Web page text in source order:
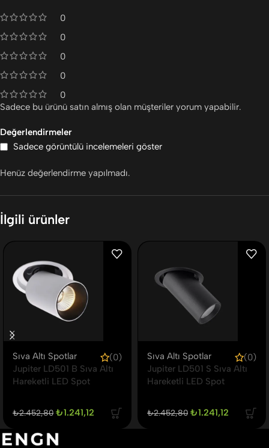
0
0
0
0
0
Değerlendirmeler
Sadece görüntülü incelemeleri göster
Henüz değerlendirme yapılmadı.
Sadece bu ürünü satın almış olan müşteriler yorum yapabilir.
İlgili ürünler
Sıva Altı Spotlar
(0)
Jupiter LD501 B Sıva Altı
Hareketli LED Spot
₺2.452,80 ₺1.241,12
Sıva Altı Spotlar
(0)
Jupiter LD501 S Sıva Altı
Hareketli LED Spot
₺2.452,80 ₺1.241,12